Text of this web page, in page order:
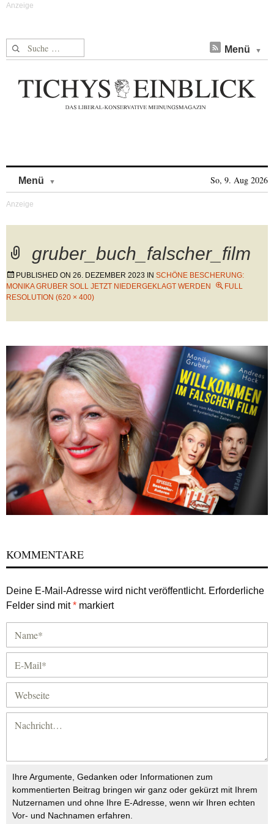
Suche nach: Menü
Menü So, 9. Aug 2026
gruber_buch_falscher_film
PUBLISHED ON 26. DEZEMBER 2023 IN SCHÖNE BESCHERUNG:
MONIKA GRUBER SOLL JETZT NIEDERGEKLAGT WERDEN
FULL
RESOLUTION (620 × 400)
KOMMENTARE
Deine E-Mail-Adresse wird nicht veröffentlicht. Erforderliche
Felder sind mit* markiert
Ihre Argumente, Gedanken oder Informationen zum
kommentierten Beitrag bringen wir ganz oder gekürzt mit Ihrem
Nutzernamen und ohne Ihre E-Adresse, wenn wir Ihren echten
Vor- und Nachnamen erfahren.